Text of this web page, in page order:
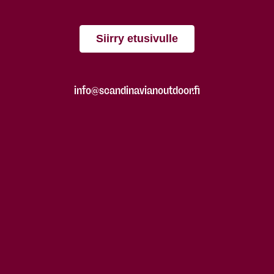
Siirry etusivulle
info@scandinavianoutdoor.fi